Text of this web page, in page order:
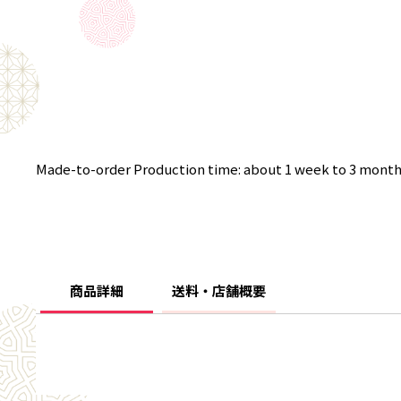
Made-to-order Production time: about 1 week to 3
商品詳細 送料・店舗概要